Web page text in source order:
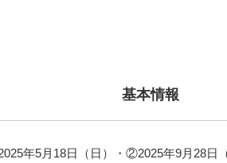
基本情報
年5月18日（日）・②2025年9月28日